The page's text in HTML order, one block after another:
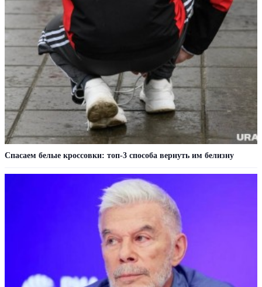
Спасаем белые кроссовки: топ-3 способа вернуть им белизну